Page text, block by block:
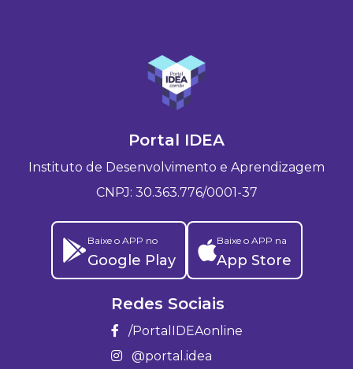
Portal IDEA
Instituto de Desenvolvimento e Aprendizagem
CNPJ: 30.363.776/0001-37
Baixe o APP no
Google Play
Baixe o APP na
App Store
Redes Sociais
/PortalIDEAonline
@portal.idea